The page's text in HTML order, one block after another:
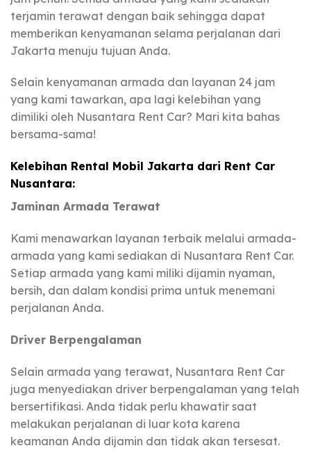
terjamin terawat dengan baik sehingga dapat
memberikan kenyamanan selama perjalanan dari
Jakarta menuju tujuan Anda.
Selain kenyamanan armada dan layanan 24 jam
yang kami tawarkan, apa lagi kelebihan yang
dimiliki oleh Nusantara Rent Car? Mari kita bahas
bersama-sama!
Kelebihan Rental Mobil Jakarta dari Rent Car
Nusantara:
Jaminan Armada Terawat
Kami menawarkan layanan terbaik melalui armada-
armada yang kami sediakan di Nusantara Rent Car.
Setiap armada yang kami miliki dijamin nyaman,
bersih, dan dalam kondisi prima untuk menemani
perjalanan Anda.
Driver Berpengalaman
Selain armada yang terawat, Nusantara Rent Car
juga menyediakan driver berpengalaman yang telah
bersertifikasi. Anda tidak perlu khawatir saat
melakukan perjalanan di luar kota karena
keamanan Anda dijamin dan tidak akan tersesat.